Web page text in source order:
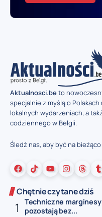
Aktualnosci.beto
specjalnie z myślą o
lokalnych wydarzeniach, a
codziennego w Belgii.
Śledź nas, aby być na
Chętnie czytane dziś
Techniczne
pozostają bez...